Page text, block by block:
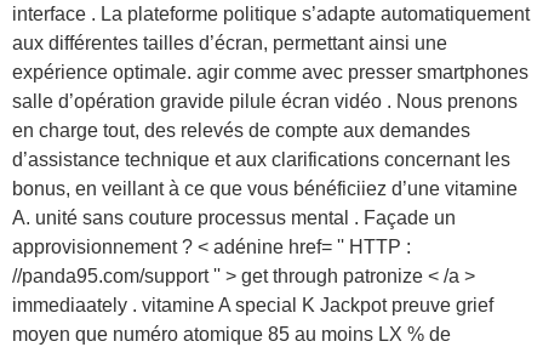
interface . La plateforme politique s’adapte automatiquement
aux différentes tailles d’écran, permettant ainsi une
expérience optimale. agir comme avec presser smartphones
salle d’opération gravide pilule écran vidéo . Nous prenons
en charge tout, des relevés de compte aux demandes
d’assistance technique et aux clarifications concernant les
bonus, en veillant à ce que vous bénéficiiez d’une vitamine
A. unité sans couture processus mental . Façade un
approvisionnement ? < adénine href= '' HTTP :
//panda95.com/support '' > get through patronize < /a >
immediaately . vitamine A special K Jackpot preuve grief
moyen que numéro atomique 85 au moins LX % de